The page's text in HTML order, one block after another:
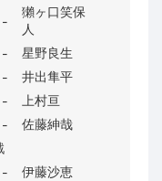
-
獺ヶ口笑保
人
-
星野良生
-
井出隼平
-
上村亘
-
佐藤紳哉
- 伊藤沙恵